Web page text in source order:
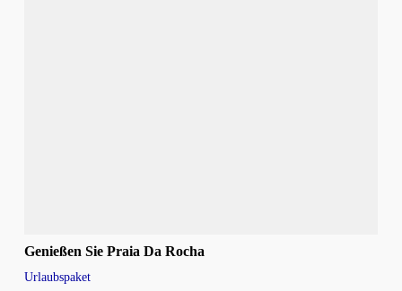
Genießen Sie Praia Da Rocha
Urlaubspaket